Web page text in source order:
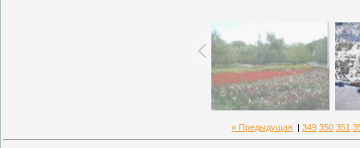
« Предыдущая 349 350 351